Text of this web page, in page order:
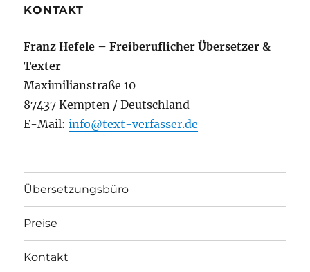
KONTAKT
Franz Hefele – Freiberuflicher Übersetzer &
Texter
Maximilianstraße 10
87437 Kempten / Deutschland
E-Mail:info@text-verfasser.de
Übersetzungsbüro
Preise
Kontakt